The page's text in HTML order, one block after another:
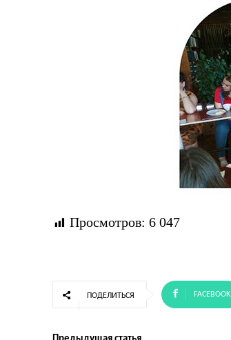
Просмотров: 6 047
ПОДЕЛИТЬСЯ FACEBOOK